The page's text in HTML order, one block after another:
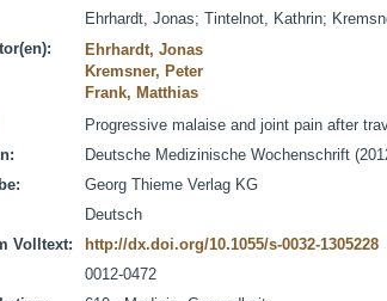
Ehrhardt, Jonas; Tintelnot, Kathrin;
Ehrhardt, Jonas
Kremsner, Peter
Frank, Matthias
Progressive malaise and joint pain after
Deutsche Medizinische Wochenschrift
Georg Thieme Verlag KG
Deutsch
Volltext:
http://dx.doi.org/10.1055/s-0032-1305228
0012-0472